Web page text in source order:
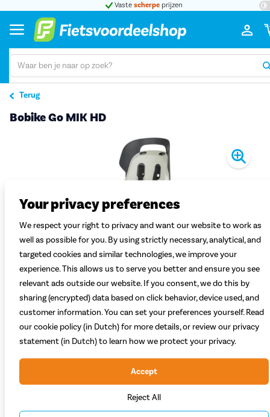
Vaste scherpe prijzen
Terug
Bobike Go MIK HD
Welke kleur kies je?
Lichtgrijs
Mintgroen Teal groen Zwart
Verwacht tussen 10 augustus 2026 en 16 augustus 2026 (bestel
89,99
Your privacy preferences
We respect your right to privacy and want our website to work as
well as possible for you. By using strictly necessary, analytical, and
targeted cookies and similar technologies, we improve your
experience. This allows us to serve you better and ensure you see
relevant ads outside our website. If you consent, we do this by
sharing (encrypted) data based on click behavior, device used, and
customer information. You can set your preferences yourself. Read
our cookie policy (in Dutch) for more details, or review our privacy
statement (in Dutch) to learn how we protect your privacy.
Reject All
Accept